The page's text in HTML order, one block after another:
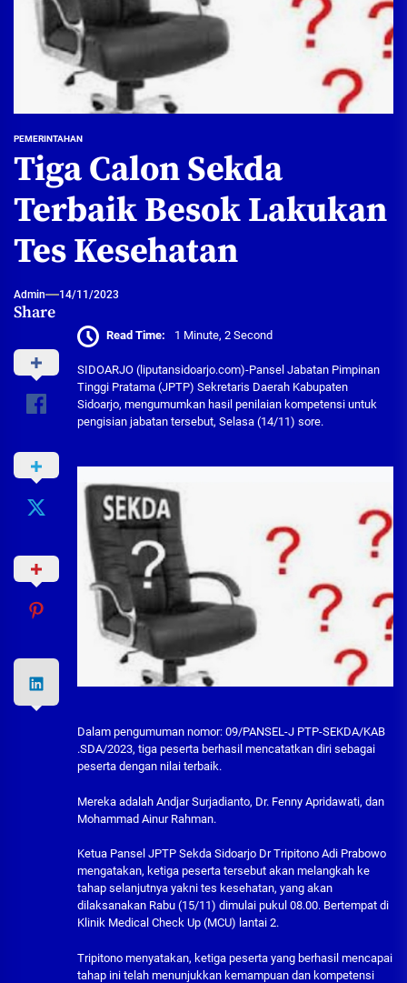
PEMERINTAHAN
Tiga Calon Sekda
Terbaik Besok Lakukan
Tes Kesehatan
Admin 14/11/2023
Share
Read Time: 1 Minute, 2 Second
SIDOARJO (liputansidoarjo.com)-Pansel Jabatan Pimpinan
Tinggi Pratama (JPTP) Sekretaris Daerah Kabupaten
Sidoarjo, mengumumkan hasil penilaian kompetensi untuk
pengisian jabatan tersebut, Selasa (14/11) sore.
Dalam pengumuman nomor: 09/PANSEL-J PTP-SEKDA/KAB
.SDA/2023, tiga peserta berhasil mencatatkan diri sebagai
peserta dengan nilai terbaik.
Mereka adalah Andjar Surjadianto, Dr. Fenny Apridawati, dan
Mohammad Ainur Rahman.
Ketua Pansel JPTP Sekda Sidoarjo Dr Tripitono Adi Prabowo
mengatakan, ketiga peserta tersebut akan melangkah ke
tahap selanjutnya yakni tes kesehatan, yang akan
dilaksanakan Rabu (15/11) dimulai pukul 08.00. Bertempat di
Klinik Medical Check Up (MCU) lantai 2.
Tripitono menyatakan, ketiga peserta yang berhasil mencapai
tahap ini telah menunjukkan kemampuan dan kompetensi